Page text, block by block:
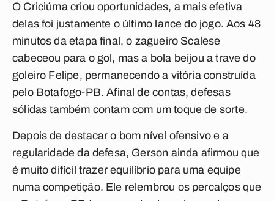
O Criciúma criou oportunidades, a mais efetiva
delas foi justamente o último lance do jogo. Aos 48
minutos da etapa final, o zagueiro Scalese
cabeceou para o gol, mas a bola beijou a trave do
goleiro Felipe, permanecendo a vitória construída
pelo Botafogo-PB. Afinal de contas, defesas
sólidas também contam com um toque de sorte.
Depois de destacar o bom nível ofensivo e a
regularidade da defesa, Gerson ainda afirmou que
é muito difícil trazer equilíbrio para uma equipe
numa competição. Ele relembrou os percalços que